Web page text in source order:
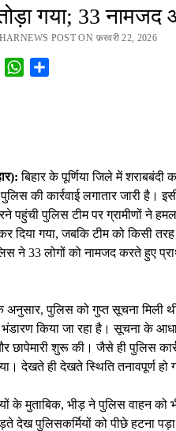
गया; 33 नामजद
POST ON फ़रवरी 22, 2026
Twitter WhatsApp
बिहार के पूर्णिया जिले में
की कार्रवाई लगातार जारी है।
पहुंची पुलिस टीम पर ग्रामीणों ने
कर दिया गया, जबकि टीम को किसी
ने 33 लोगों को नामजद करते हुए
अनुसार, पुलिस को गुप्त सूचना मिली
किया जा रहा है। सूचना के
छापेमारी शुरू की। जैसे ही पुलिस
देखते ही देखते स्थिति तनावपूर्ण हो
के मुताबिक, भीड़ ने पुलिस वाहन को
देख पुलिसकर्मियों को पीछे हटना